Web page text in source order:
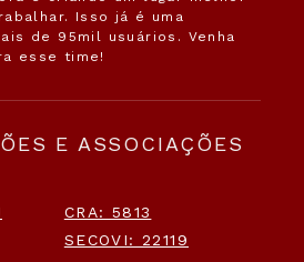
Isso já é uma
de 95mil usuários. Venha
esse time!
E ASSOCIAÇÕES
CRA: 5813
SECOVI: 22119